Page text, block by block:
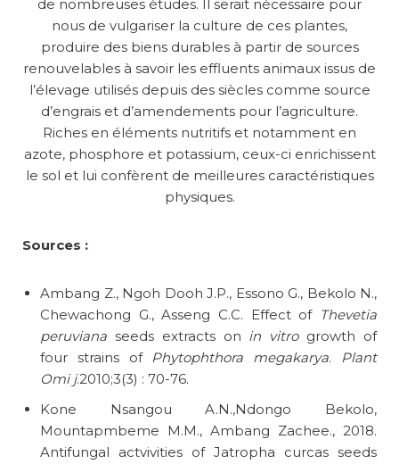
de nombreuses études. Il serait nécessaire pour
nous de vulgariser la culture de ces plantes,
produire des biens durables à partir de sources
renouvelables à savoir les effluents animaux issus de
l’élevage utilisés depuis des siècles comme source
d’engrais et d’amendements pour l’agriculture.
Riches en éléments nutritifs et notamment en
azote, phosphore et potassium, ceux-ci enrichissent
le sol et lui confèrent de meilleures caractéristiques
physiques.
Sources :
Ambang Z., Ngoh Dooh J.P., Essono G., Bekolo N.,
Chewachong G., Asseng C.C. Effect of Thevetia
peruviana seeds extracts on in vitrogrowth of
four strains of Phytophthora megakarya. Plant
Omi j.2010;3(3) : 70-76.
Kone Nsangou A.N.,Ndongo Bekolo,
Mountapmbeme M.M., Ambang Zachee., 2018.
Antifungal actvivities of Jatropha curcas seeds